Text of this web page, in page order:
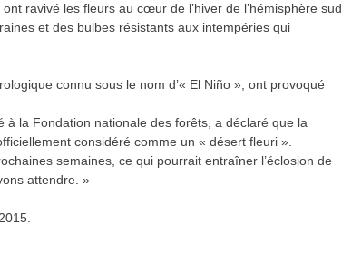
ravivé les fleurs au cœur de l’hiver de l’hémisphère sud.
et des bulbes résistants aux intempéries qui
connu sous le nom d’« El Niño », ont provoqué
la Fondation nationale des forêts, a déclaré que la
considéré comme un « désert fleuri ».
semaines, ce qui pourrait entraîner l’éclosion de
attendre. »